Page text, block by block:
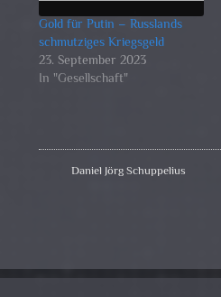
Gold für Putin – Russlands
schmutziges Kriegsgeld
23. September 2023
In "Gesellschaft"
Daniel Jörg Schuppelius